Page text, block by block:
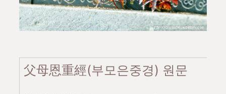
父母恩重經(부모은중경) 원문